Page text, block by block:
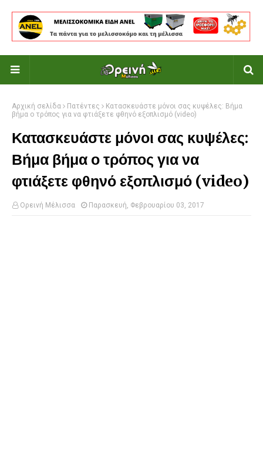
Αρχική σελίδα Πατέντες
Κατασκευάστε μόνοι σας κυψέλες: Βήμα
βήμα ο τρόπος για να φτιάξετε φθηνό εξοπλισμό (video)
Κατασκευάστε μόνοι σας κυψέλες:
Βήμα βήμα ο τρόπος για να
φτιάξετε φθηνό εξοπλισμό (video)
Ορεινή Μέλισσα Παρασκευή, Φεβρουαρίου 03, 2017